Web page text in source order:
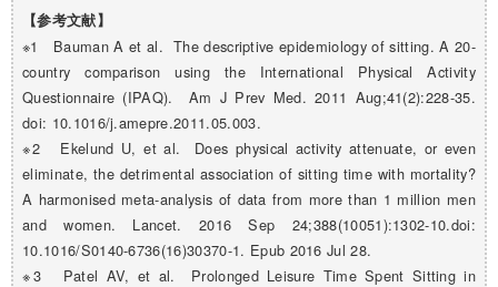
【参考文献】
※1 Bauman A et al. The descriptive epidemiology of sitting. A 20-
country comparison using the International Physical Activity
Questionnaire (IPAQ). Am J Prev Med. 2011 Aug;41(2):228-35.
doi: 10.1016/j.amepre.2011.05.003.
※2 Ekelund U, et al. Does physical activity attenuate, or even
eliminate, the detrimental association of sitting time with mortality?
A harmonised meta-analysis of data from more than 1 million men
and women. Lancet. 2016 Sep 24;388(10051):1302-10.doi:
10.1016/S0140-6736(16)30370-1. Epub 2016 Jul 28.
※3 Patel AV, et al. Prolonged Leisure Time Spent Sitting in